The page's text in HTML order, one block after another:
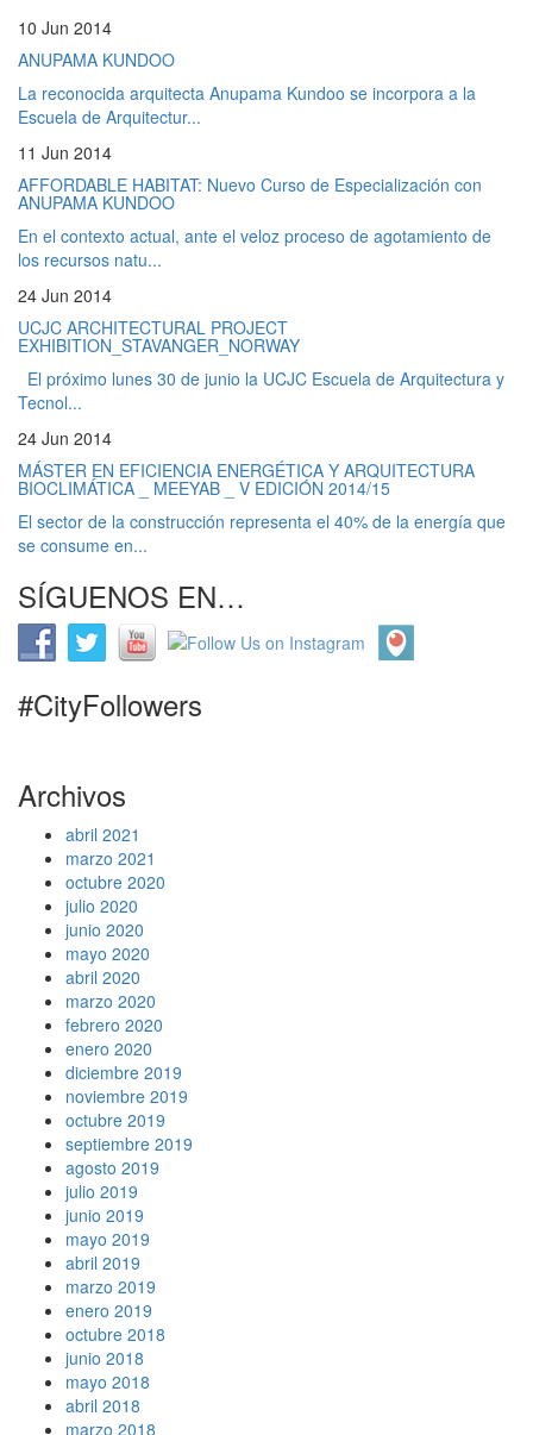
10 Jun 2014
ANUPAMA KUNDOO
La reconocida arquitecta Anupama Kundoo se incorpora a la
Escuela de Arquitectur...
11 Jun 2014
AFFORDABLE HABITAT: Nuevo Curso de Especialización con
ANUPAMA KUNDOO
En el contexto actual, ante el veloz proceso de agotamiento de
los recursos natu...
24 Jun 2014
UCJC ARCHITECTURAL PROJECT
EXHIBITION_STAVANGER_NORWAY
El próximo lunes 30 de junio la UCJC Escuela de Arquitectura y
Tecnol...
24 Jun 2014
MÁSTER EN EFICIENCIA ENERGÉTICA Y ARQUITECTURA
BIOCLIMÁTICA _ MEEYAB _ V EDICIÓN 2014/15
El sector de la construcción representa el 40% de la energía que
se consume en...
SÍGUENOS EN…
#CityFollowers
Archivos
abril 2021
marzo 2021
octubre 2020
julio 2020
junio 2020
mayo 2020
abril 2020
marzo 2020
febrero 2020
enero 2020
diciembre 2019
noviembre 2019
octubre 2019
septiembre 2019
agosto 2019
julio 2019
junio 2019
mayo 2019
abril 2019
marzo 2019
enero 2019
octubre 2018
junio 2018
mayo 2018
abril 2018
marzo 2018